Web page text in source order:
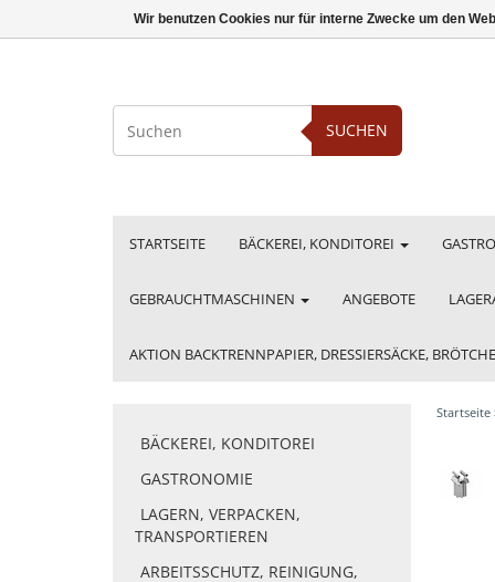
SUCHEN
STARTSEITE BÄCKEREI, KONDITOREI
GEBRAUCHTMASCHINEN ANGEBOTE
AKTION BACKTRENNPAPIER, DRESSIERSÄCKE,
BÄCKEREI, KONDITOREI
GASTRONOMIE
LAGERN, VERPACKEN,
TRANSPORTIEREN
ARBEITSSCHUTZ, REINIGUNG,
Startseite
Wir benutzen Cookies nur für interne Zwecke um den